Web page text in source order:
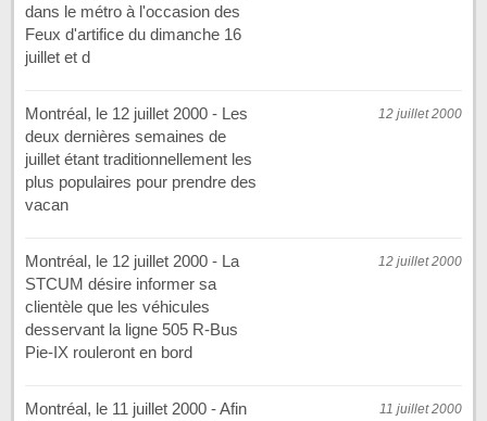
dans le métro à l'occasion des
Feux d'artifice du dimanche 16
juillet et d
12 juillet 2000
Montréal, le 12 juillet 2000 - Les
deux dernières semaines de
juillet étant traditionnellement les
plus populaires pour prendre des
vacan
12 juillet 2000
Montréal, le 12 juillet 2000 - La
STCUM désire informer sa
clientèle que les véhicules
desservant la ligne 505 R-Bus
Pie-IX rouleront en bord
11 juillet 2000
Montréal, le 11 juillet 2000 - Afin